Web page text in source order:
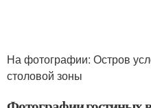
На фотографии: Остров
столовой зоны